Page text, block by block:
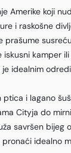
Amerike koji
i raskošne
prašume
kamper
idealnim
i lagano
Cityja do
savršen bijeg
idealno